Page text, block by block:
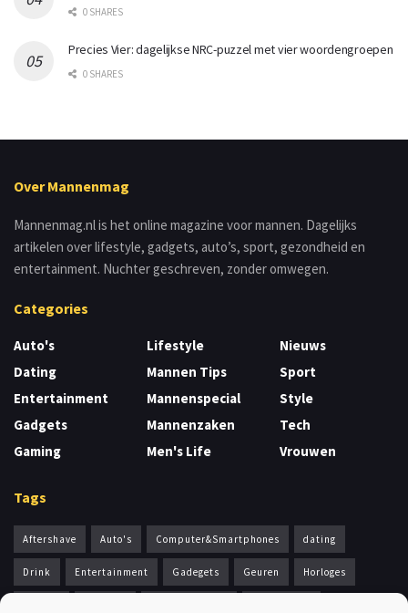
0 SHARES
Precies Vier: dagelijkse NRC-puzzel met vier woordengroepen
0 SHARES
Over Mannenmag
Mannenmag.nl is het online magazine voor mannen. Dagelijks
artikelen over lifestyle, gadgets, auto’s, sport, gezondheid en
entertainment. Nuchter geschreven, zonder omwegen.
Categories
Auto's
Dating
Entertainment
Gadgets
Gaming
Lifestyle
Mannen Tips
Mannenspecial
Mannenzaken
Men's Life
Nieuws
Sport
Style
Tech
Vrouwen
Tags
Aftershave Auto's Computer&Smartphones dating
Drink Entertainment Gadegets Geuren Horloges